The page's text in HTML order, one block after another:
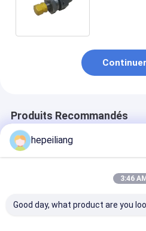
Continuer
Produits Recommandés
hepeiliang
3:46 AM
Good day, what product are you